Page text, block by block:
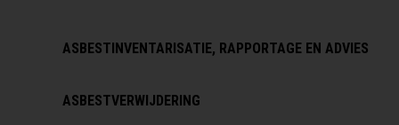
ASBESTINVENTARISATIE, RAPPORTAGE EN ADVIES
ASBESTVERWIJDERING